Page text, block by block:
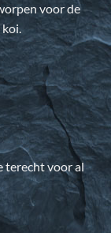
voor de
terecht voor al